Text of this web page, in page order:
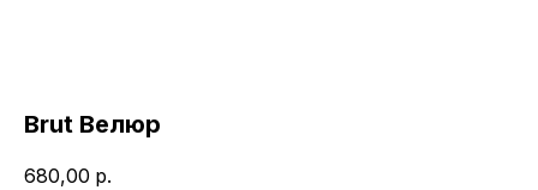
Brut Велюр
680,00 р.